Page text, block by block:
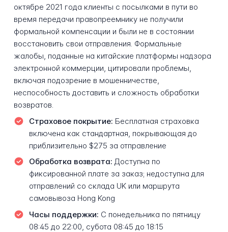
октябре 2021 года клиенты с посылками в пути во
время передачи правопреемнику не получили
формальной компенсации и были не в состоянии
восстановить свои отправления. Формальные
жалобы, поданные на китайские платформы надзора
электронной коммерции, цитировали проблемы,
включая подозрение в мошенничестве,
неспособность доставить и сложность обработки
возвратов.
Страховое покрытие: Бесплатная страховка
включена как стандартная, покрывающая до
приблизительно $275 за отправление
Обработка возврата: Доступна по
фиксированной плате за заказ; недоступна для
отправлений со склада UK или маршрута
самовывоза Hong Kong
Часы поддержки: С понедельника по пятницу
08:45 до 22:00, субота 08:45 до 18:15